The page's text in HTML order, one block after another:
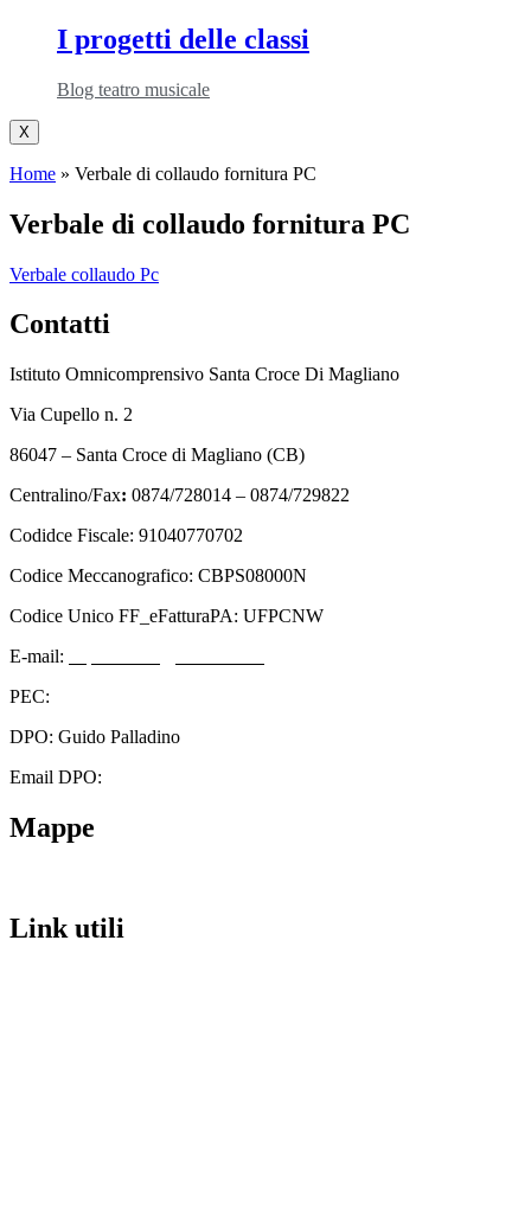
I progetti delle classi
Blog teatro musicale
X
Home » Verbale di collaudo fornitura PC
Verbale di collaudo fornitura PC
Verbale collaudo Pc
Contatti
Istituto Omnicomprensivo Santa Croce Di Magliano
Via Cupello n. 2
86047 – Santa Croce di Magliano (CB)
Centralino/Fax: 0874/728014 – 0874/729822
Codidce Fiscale: 91040770702
Codice Meccanografico: CBPS08000N
Codice Unico FF_eFatturaPA: UFPCNW
E-mail:
PEC:
DPO: Guido Palladino
Email DPO:
Mappe
Link utili